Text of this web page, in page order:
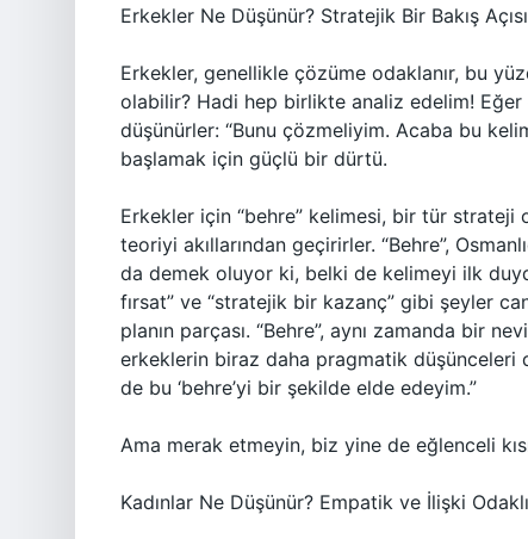
Erkekler Ne Düşünür? Stratejik Bir Bakış Açısı
Erkekler, genellikle çözüme odaklanır, bu
olabilir? Hadi hep birlikte analiz edelim!
düşünürler: “Bunu çözmeliyim. Acaba bu
başlamak için güçlü bir dürtü.
Erkekler için “behre” kelimesi, bir tür strateji
teoriyi akıllarından geçirirler. “Behre”,
da demek oluyor ki, belki de kelimeyi ilk
fırsat” ve “stratejik bir kazanç” gibi şeyler
planın parçası. “Behre”, aynı zamanda bir
erkeklerin biraz daha pragmatik düşünceleri
de bu ‘behre’yi bir şekilde elde edeyim.”
Ama merak etmeyin, biz yine de eğlenceli
Kadınlar Ne Düşünür? Empatik ve İlişki